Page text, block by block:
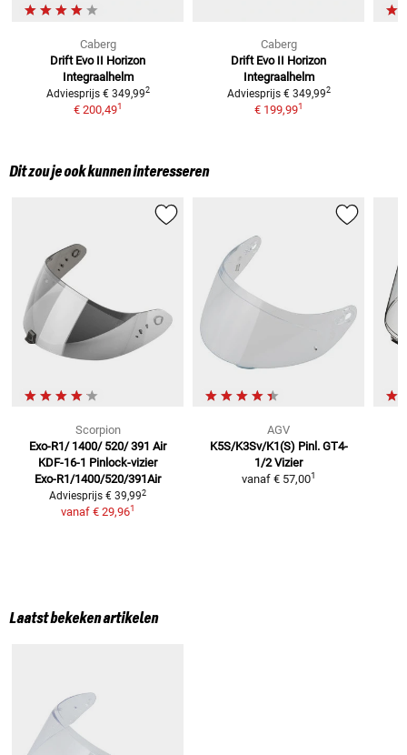
Caberg
Drift Evo II Horizon
Integraalhelm
Adviesprijs € 349,992
€ 200,491
Caberg
Drift Evo II Horizon
Integraalhelm
Adviesprijs € 349,992
€ 199,991
Dit zou je ook kunnen interesseren
Scorpion
Exo-R1/ 1400/ 520/ 391 Air
KDF-16-1 Pinlock-vizier
Exo-R1/1400/520/391Air
Adviesprijs € 39,992
vanaf € 29,961
AGV
K5S/K3Sv/K1(S) Pinl. GT4-
1/2 Vizier
vanaf € 57,001
Laatst bekeken artikelen